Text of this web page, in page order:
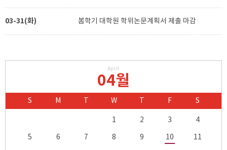
03-31(화) 봄학기 대학원 학위논문계획서 제출 마감
04월
April
S M W F S
1 2 3 4
5 6 7 8 9 10 11